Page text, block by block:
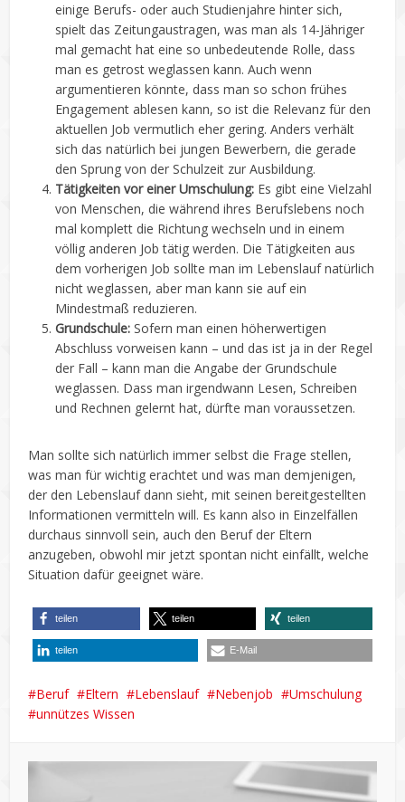
einige Berufs- oder auch Studienjahre hinter sich,
spielt das Zeitungaustragen, was man als 14-Jähriger
mal gemacht hat eine so unbedeutende Rolle, dass
man es getrost weglassen kann. Auch wenn
argumentieren könnte, dass man so schon frühes
Engagement ablesen kann, so ist die Relevanz für den
aktuellen Job vermutlich eher gering. Anders verhält
sich das natürlich bei jungen Bewerbern, die gerade
den Sprung von der Schulzeit zur Ausbildung.
Tätigkeiten vor einer Umschulung: Es gibt eine Vielzahl
von Menschen, die während ihres Berufslebens noch
mal komplett die Richtung wechseln und in einem
völlig anderen Job tätig werden. Die Tätigkeiten aus
dem vorherigen Job sollte man im Lebenslauf natürlich
nicht weglassen, aber man kann sie auf ein
Mindestmaß reduzieren.
Grundschule:Sofern man einen höherwertigen
Abschluss vorweisen kann – und das ist ja in der Regel
der Fall – kann man die Angabe der Grundschule
weglassen. Dass man irgendwann Lesen, Schreiben
und Rechnen gelernt hat, dürfte man voraussetzen.
Man sollte sich natürlich immer selbst die Frage stellen,
was man für wichtig erachtet und was man demjenigen,
der den Lebenslauf dann sieht, mit seinen bereitgestellten
Informationen vermitteln will. Es kann also in Einzelfällen
durchaus sinnvoll sein, auch den Beruf der Eltern
anzugeben, obwohl mir jetzt spontan nicht einfällt, welche
Situation dafür geeignet wäre.
teilen teilen teilen
teilen E-Mail
Beruf Eltern Lebenslauf Nebenjob
Umschulung
unnützes Wissen